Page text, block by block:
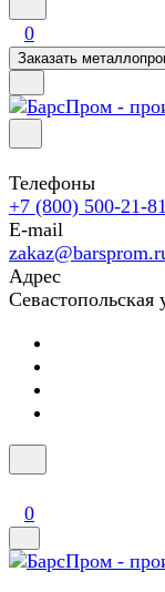
0
Заказать
Телефоны
+7 (800) 500-21-81
E-mail
Адрес
0